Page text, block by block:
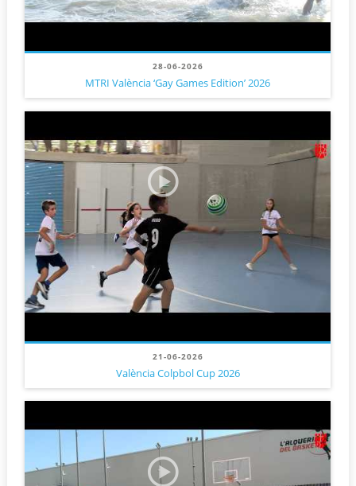
28-06-2026
MTRI València ‘Gay Games Edition’ 2026
21-06-2026
València Colpbol Cup 2026